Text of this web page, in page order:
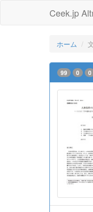
Ceek.jp
ホーム
99 0 0